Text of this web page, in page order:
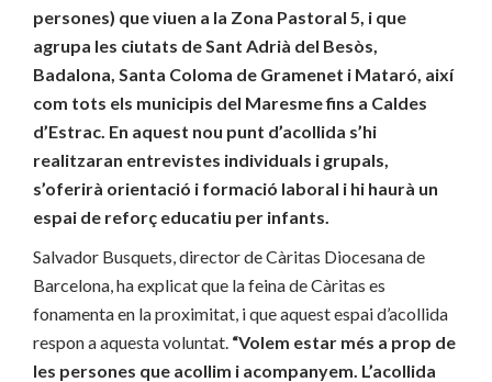
persones) que viuen a la Zona Pastoral 5, i que
agrupa les ciutats de Sant Adrià del Besòs,
Badalona, Santa Coloma de Gramenet i Mataró, així
com tots els municipis del Maresme fins a Caldes
d’Estrac. En aquest nou punt d’acollida s’hi
realitzaran entrevistes individuals i grupals,
s’oferirà orientació i formació laboral i hi haurà un
espai de reforç educatiu per infants.
Salvador Busquets, director de Càritas Diocesana de
Barcelona, ha explicat que la feina de Càritas es
fonamenta en la proximitat, i que aquest espai d’acollida
respon a aquesta voluntat. “Volem estar més a prop de
les persones que acollim i acompanyem. L’acollida